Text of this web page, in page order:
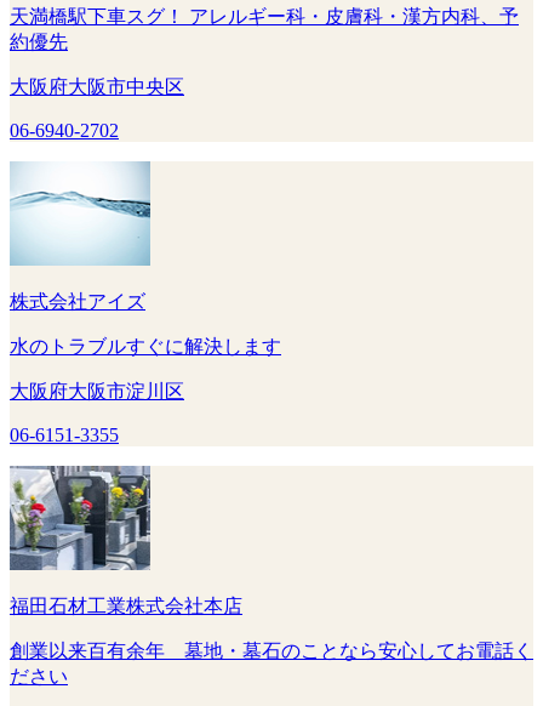
天満橋駅下車スグ！ アレルギー科・皮膚科・漢方内科、予
約優先
大阪府大阪市中央区
06-6940-2702
株式会社アイズ
水のトラブルすぐに解決します
大阪府大阪市淀川区
06-6151-3355
福田石材工業株式会社本店
創業以来百有余年 墓地・墓石のことなら安心してお電話く
ださい